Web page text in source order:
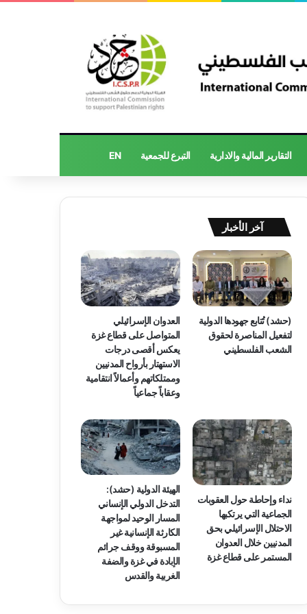
التقارير المالية والادارية التبرع للجمعية EN
آخر الأخبار
(حشد) تُتابع جهودها الدولية
لتفعيل المناصرة لحقوق
الشعب الفلسطيني
العدوان الإسرائيلي
المتواصل على قطاع غزة
يعكس أقصى درجات
الاستهتار بأرواح المدنيين
وممتلكاتهم وأعمالاً انتقامية
وعقاباً جماعياً
نداء وإحاطة حول العقوبات
الجماعية التي يرتكبها
الاحتلال الإسرائيلي بحق
المدنيين خلال العدوان
المستمر على قطاع غزة
الهيئة الدولية (حشد):
التدخل الدولي الإنساني
المسار الوحيد لمواجهة
الكارثة الإنسانية غير
المسبوقة ووقف جرائم
الإبادة في غزة والضفة
الغربية والقدس